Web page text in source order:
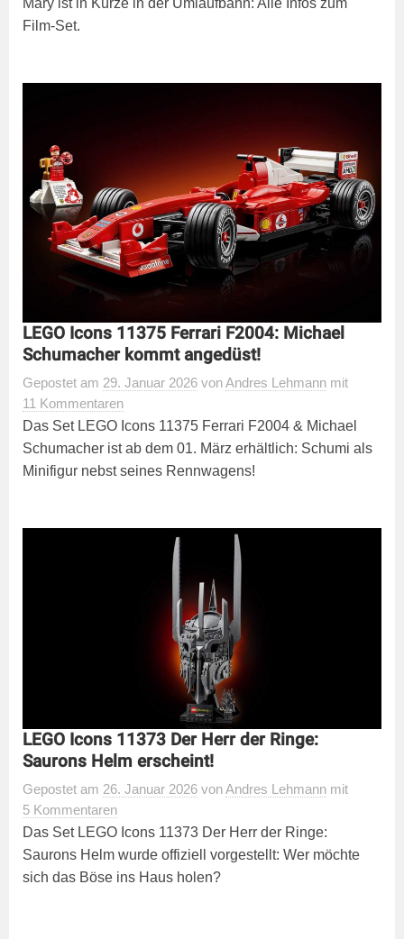
Mary ist in Kürze in der Umlaufbahn: Alle Infos zum
Film-Set.
LEGO Icons 11375 Ferrari F2004: Michael
Schumacher kommt angedüst!
Gepostet am 29. Januar 2026 vonAndres Lehmann mit
11 Kommentaren
Das Set LEGO Icons 11375 Ferrari F2004 & Michael
Schumacher ist ab dem 01. März erhältlich: Schumi als
Minifigur nebst seines Rennwagens!
LEGO Icons 11373 Der Herr der Ringe:
Saurons Helm erscheint!
Gepostet am 26. Januar 2026 vonAndres Lehmann mit
5 Kommentaren
Das Set LEGO Icons 11373 Der Herr der Ringe:
Saurons Helm wurde offiziell vorgestellt: Wer möchte
sich das Böse ins Haus holen?